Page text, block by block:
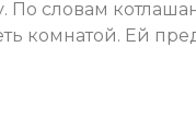
словам
комнатой. Ей